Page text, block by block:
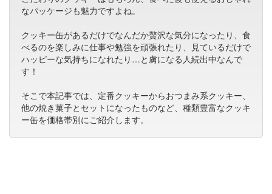
なパッケージも魅力ですよね。
クッキー缶があるだけでなんだか贅沢な気分になったり、食
べるのを楽しみに仕事や勉強を頑張れたり、見ているだけで
ハッピーな気持ちになれたり…と虜になる人続出中なんで
す！
そこで本記事では、定番クッキーからおつまみ系クッキー、
他の焼き菓子とセットになったものなど、種類豊富なクッキ
ー缶を価格帯別にご紹介します。